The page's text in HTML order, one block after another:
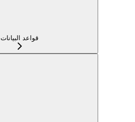
قواعد البيانات